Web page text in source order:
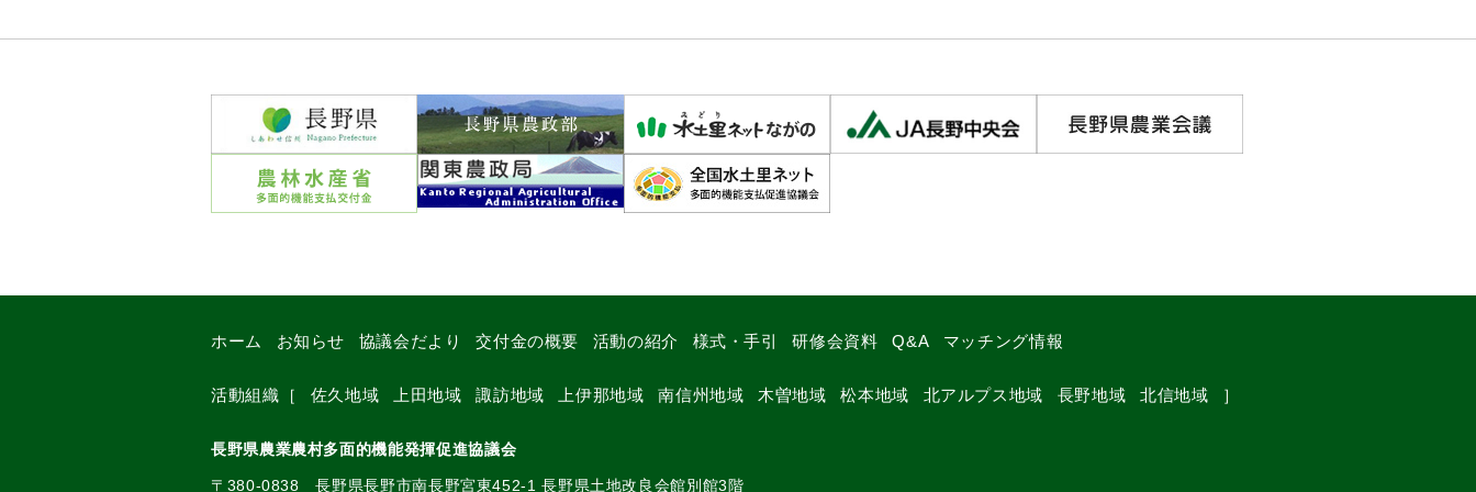
ホーム お知らせ 協議会だより 交付金の概要 活動の紹介 様式・手引 研修会資料 Q&A マッチング情報
活動組織 ［ 佐久地域 上田地域 諏訪地域 上伊那地域 南信州地域 木曽地域 松本地域 北アルプス地域 長野地域 北信地域 ］
長野県農業農村多面的機能発揮促進協議会
〒380-0838 長野県長野市南長野宮東452-1長野県土地改良会館別館3階